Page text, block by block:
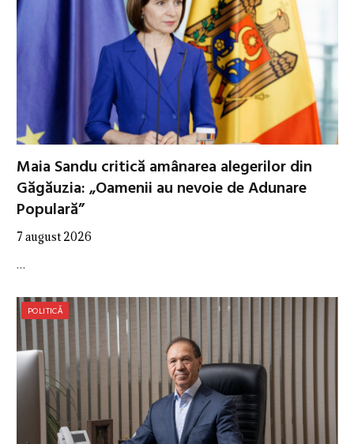
Maia Sandu critică amânarea alegerilor din
Găgăuzia: „Oamenii au nevoie de Adunare
Populară”
7 august 2026
…
POLITICĂ